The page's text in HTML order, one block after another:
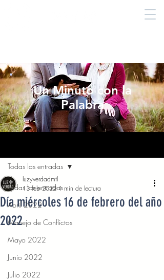
Un Minuto con la
Palabra
Todas las entradas
Abril 2022
Manejo de Conflictos
Mayo 2022
Junio 2022
Julio 2022
Todas las entradas
Día miércoles 16 de febrero del año
2022
luzyverdadmtl
13 feb 2022 1 min de lectura